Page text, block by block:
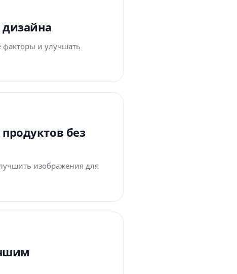
дизайна
факторы и улучшать
без
изображения для